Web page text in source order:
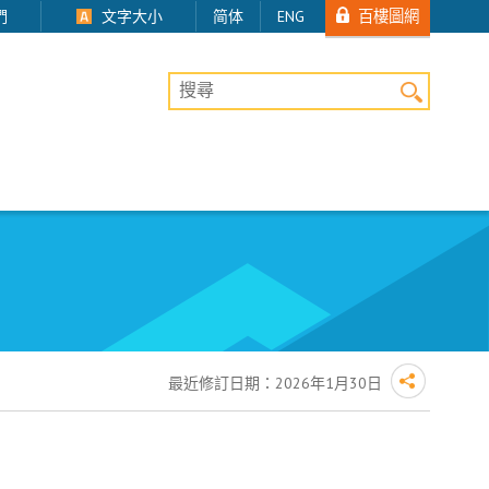
文字大小 简体 ENG 百樓圖網
桌上版網站搜尋
最近修訂日期：2026年1月30日